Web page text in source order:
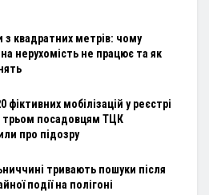
з квадратних метрів: чому
нерухомість не працює та як
фіктивних мобілізацій у реєстрі
трьом посадовцям ТЦК
про підозру
тривають пошуки після
події на полігоні